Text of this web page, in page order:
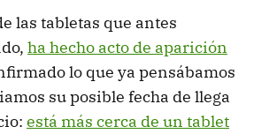
las tabletas que antes
ha hecho acto de aparición
lo que ya pensábamos
su posible fecha de llega
está más cerca de un tablet